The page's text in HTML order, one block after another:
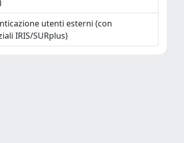
utenti esterni (con
IRIS/SURplus)